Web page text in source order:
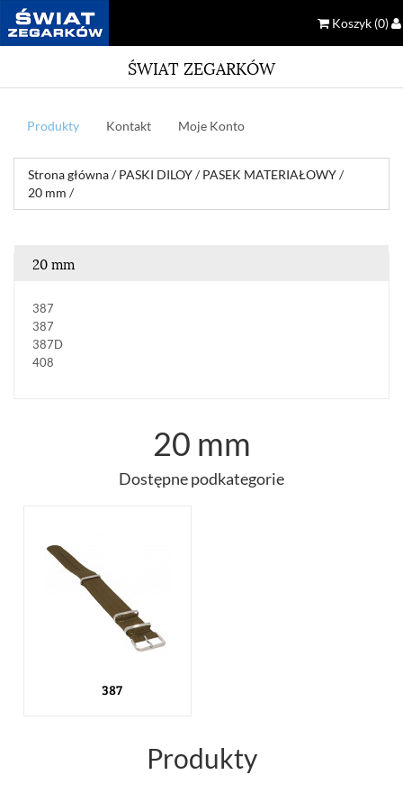
Koszyk (0)
ŚWIAT ZEGARKÓW
Produkty Kontakt Moje Konto
Strona główna/ PASKI DILOY/ PASEK MATERIAŁOWY/
20 mm /
20 mm
387
387
387D
408
20 mm
Dostępne podkategorie
387
Produkty